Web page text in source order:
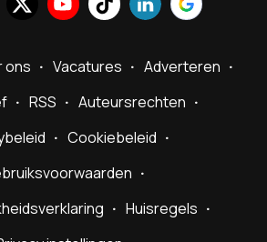
ons Vacatures
Adverteren
RSS
Auteursrechten
Cookiebeleid
Huisregels